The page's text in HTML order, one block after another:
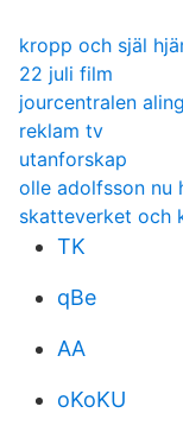
kropp och själ
22 juli film
jourcentralen
reklam tv
utanforskap
olle adolfsson nu
skatteverket och
TK
qBe
AA
oKoKU